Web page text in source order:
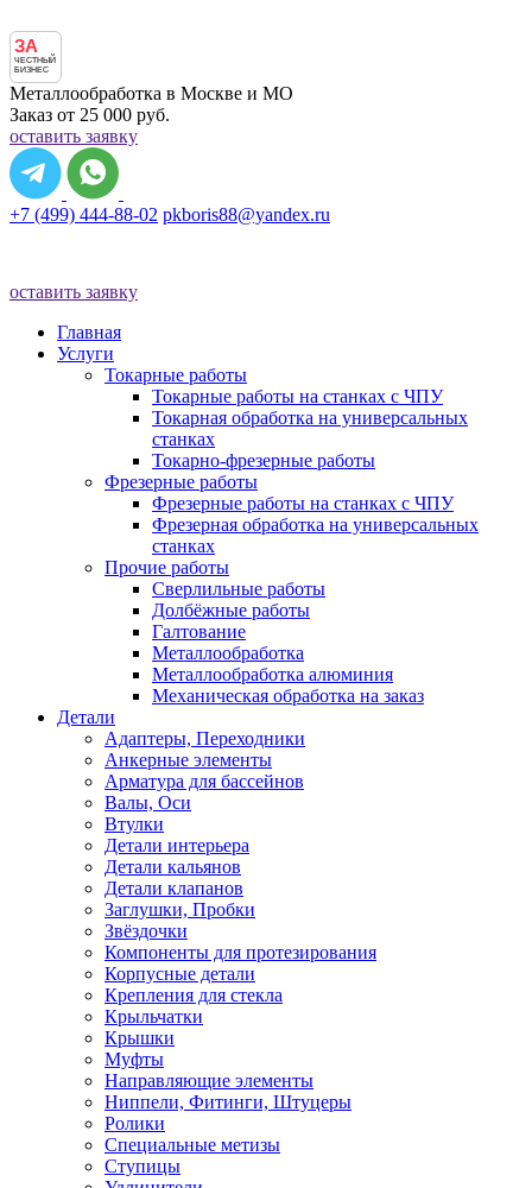
ЗА
ЧЕСТНЫЙ
БИЗНЕС
Металлообработка в Москве и МО
Заказ от 25 000 руб.
оставить заявку
+7 (499) 444-88-02 pkboris88@yandex.ru
оставить заявку
Главная
Услуги
Токарные работы
Токарные работы на станках с ЧПУ
Токарная обработка на универсальных
станках
Токарно-фрезерные работы
Фрезерные работы
Фрезерные работы на станках с ЧПУ
Фрезерная обработка на универсальных
станках
Прочие работы
Сверлильные работы
Долбёжные работы
Галтование
Металлообработка
Металлообработка алюминия
Механическая обработка на заказ
Детали
Адаптеры, Переходники
Анкерные элементы
Арматура для бассейнов
Валы, Оси
Втулки
Детали интерьера
Детали кальянов
Детали клапанов
Заглушки, Пробки
Звёздочки
Компоненты для протезирования
Корпусные детали
Крепления для стекла
Крыльчатки
Крышки
Муфты
Направляющие элементы
Ниппели, Фитинги, Штуцеры
Ролики
Специальные метизы
Ступицы